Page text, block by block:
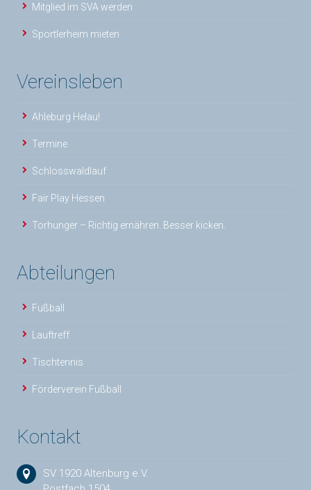
Mitglied im SVA werden
Sportlerheim mieten
Vereinsleben
Ahleburg Helau!
Termine
Schlosswaldlauf
Fair Play Hessen
Torhunger – Richtig ernähren. Besser kicken.
Abteilungen
Fußball
Lauftreff
Tischtennis
Förderverein Fußball
Kontakt
SV 1920 Altenburg e.V.